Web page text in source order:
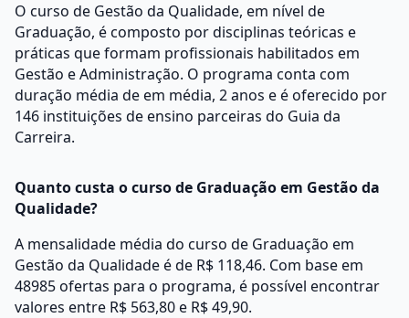
O curso de Gestão da Qualidade, em nível de
Graduação, é composto por disciplinas teóricas e
práticas que formam profissionais habilitados em
Gestão e Administração. O programa conta com
duração média de em média, 2 anos e é oferecido por
146 instituições de ensino parceiras do Guia da
Carreira.
Quanto custa o curso de Graduação em Gestão da
Qualidade?
A mensalidade média do curso de Graduação em
Gestão da Qualidade é de R$ 118,46. Com base em
48985 ofertas para o programa, é possível encontrar
valores entre R$ 563,80 e R$ 49,90.